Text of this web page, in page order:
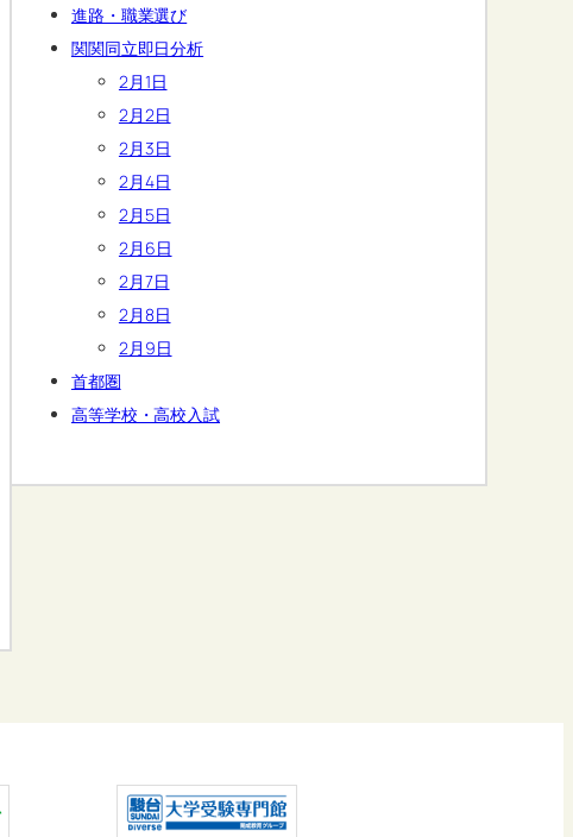
進路・職業選び
関関同立即日分析
2月1日
2月2日
2月3日
2月4日
2月5日
2月6日
2月7日
2月8日
2月9日
首都圏
高等学校・高校入試